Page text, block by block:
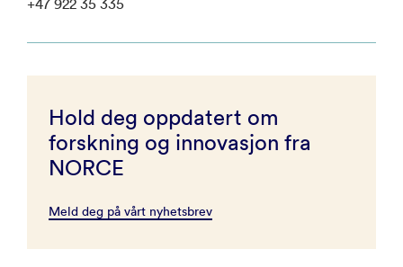
Hold deg oppdatert om
forskning og innovasjon fra
NORCE
Meld deg på vårt nyhetsbrev